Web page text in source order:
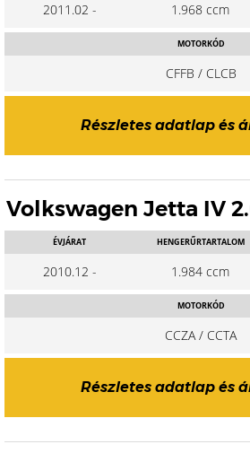
2011.02 - 1.968 ccm
MOTORKÓD
CFFB / CLCB
Részletes adatlap és
Volkswagen Jetta IV
ÉVJÁRAT
2010.12 -
HENGERŰRTARTALOM
1.984 ccm
MOTORKÓD
CCZA / CCTA
Részletes adatlap és